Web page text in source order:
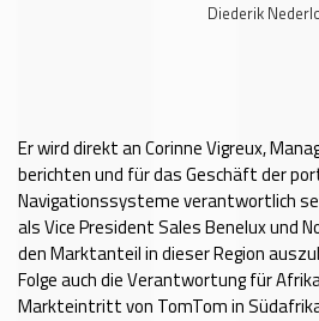
Diederik
Er wird direkt an Corinne Vigreux,
berichten und für das Geschäft der
Navigationssysteme verantwortlich
als Vice President Sales Benelux und
den Marktanteil in dieser Region
Folge auch die Verantwortung für
Markteintritt von TomTom in